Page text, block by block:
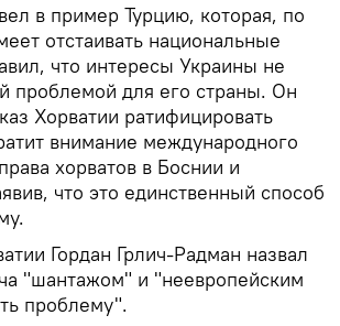
в пример Турцию, которая, по
отстаивать национальные
что интересы Украины не
проблемой для его страны. Он
Хорватии ратифицировать
внимание международного
хорватов в Боснии и
что это единственный способ
Гордан Грлич-Радман назвал
"шантажом" и "неевропейским
проблему".